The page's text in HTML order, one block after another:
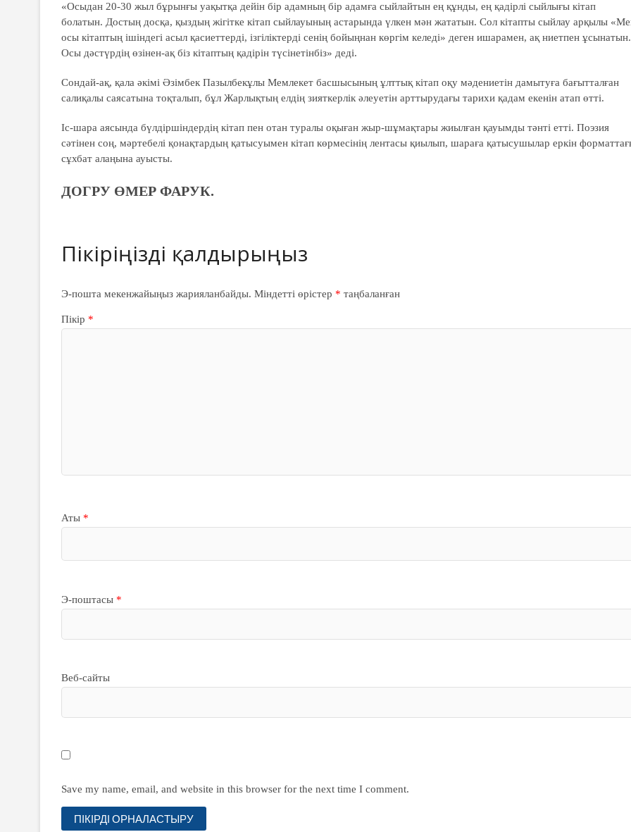
«Осыдан 20-30 жыл бұрынғы уақытқа дейін бір адамның бір адамға сыйлайтын ең құнды, ең қадірлі сыйлығы кітап
болатын. Достың досқа, қыздың жігітке кітап сыйлауының астарында үлкен мән жататын. Сол кітапты сыйлау арқылы
осы кітаптың ішіндегі асыл қасиеттерді, ізгіліктерді сенің бойыңнан көргім келеді» деген ишарамен, ақ ниетпен ұсынатын.
Осы дәстүрдің өзінен-ақ біз кітаптың қадірін түсінетінбіз» деді.
Сондай-ақ, қала әкімі Әзімбек Пазылбекұлы Мемлекет басшысының ұлттық кітап оқу мәдениетін дамытуға бағытталған
салиқалы саясатына тоқталып, бұл Жарлықтың елдің зияткерлік әлеуетін арттырудағы тарихи қадам екенін атап өтті.
Іс-шара аясында бүлдіршіндердің кітап пен отан туралы оқыған жыр-шұмақтары жиылған қауымды тәнті етті. Поэзия
сәтінен соң, мәртебелі қонақтардың қатысуымен кітап көрмесінің лентасы қиылып, шараға қатысушылар еркін
сұхбат алаңына ауысты.
ДОГРУ ӨМЕР ФАРУК.
Э-пошта мекенжайыңыз жарияланбайды. Міндетті өрістер * таңбаланған
Пікір *
Аты *
Э-поштасы *
Веб-сайты
Save my name, email, and website in this browser for the next time I comment.